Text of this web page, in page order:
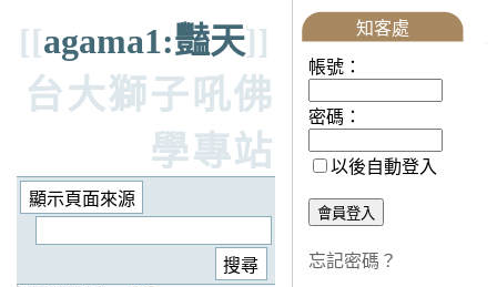
[[agama1:豔天]]
台大獅子吼佛
學專站
知客處
帳號：
密碼：
以後自動登入
忘記密碼？